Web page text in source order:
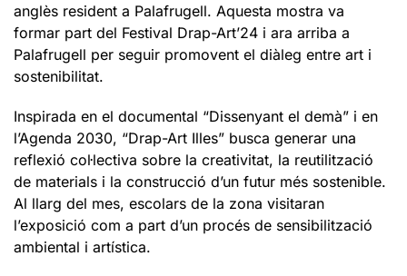
anglès resident a Palafrugell. Aquesta mostra va
formar part del Festival Drap-Art’24 i ara arriba a
Palafrugell per seguir promovent el diàleg entre art i
sostenibilitat.
Inspirada en el documental “Dissenyant el demà” i en
l’Agenda 2030, “Drap-Art Illes” busca generar una
reflexió col·lectiva sobre la creativitat, la reutilització
de materials i la construcció d’un futur més sostenible.
Al llarg del mes, escolars de la zona visitaran
l’exposició com a part d’un procés de sensibilització
ambiental i artística.